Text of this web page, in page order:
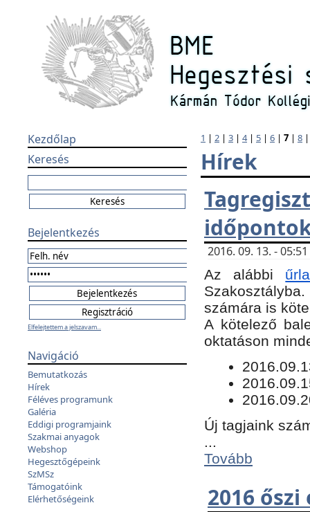
Kezdőlap
Keresés
Bejelentkezés
Elfelejtettem a jelszavam...
Navigáció
Bemutatkozás
Hírek
Féléves programunk
Galéria
Eddigi programjaink
Szakmai anyagok
Webshop
Hegesztőgépeink
SzMSz
Támogatóink
Elérhetőségeink
1 | 2 | 3 | 4| 5 | 6 | 7 | 8
Hírek
2016. 09. 13. -
Az alábbi
számára is
​A kötelező
oktatáson
Új tagjaink
...
Tovább
2016